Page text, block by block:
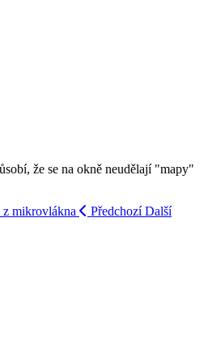
že se na okně neudělají "mapy"
z mikrovlákna Předchozí Další